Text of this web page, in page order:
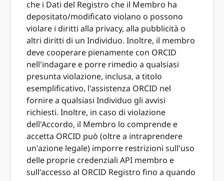
che i Dati del Registro che il Membro ha
depositato/modificato violano o possono
violare i diritti alla privacy, alla pubblicità o
altri diritti di un Individuo. Inoltre, il membro
deve cooperare pienamente con ORCID
nell'indagare e porre rimedio a qualsiasi
presunta violazione, inclusa, a titolo
esemplificativo, l'assistenza ORCID nel
fornire a qualsiasi Individuo gli avvisi
richiesti. Inoltre, in caso di violazione
dell'Accordo, il Membro lo comprende e
accetta ORCID può (oltre a intraprendere
un'azione legale) imporre restrizioni sull'uso
delle proprie credenziali API membro e
sull'accesso al ORCID Registro fino a quando